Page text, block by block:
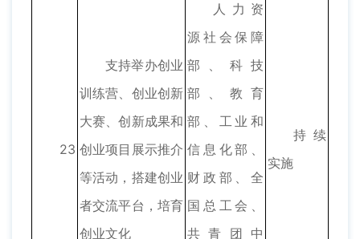
23
支持举办创业
训练营、创业创新
大赛、创新成果和
创业项目展示推介
等活动，搭建创业
者交流平台，培育
创业文化
人力资
源社会保障
部、科技
部、教育
部、工业和
信息化部、
财政部、全
国总工会、
共青团中
持续
实施